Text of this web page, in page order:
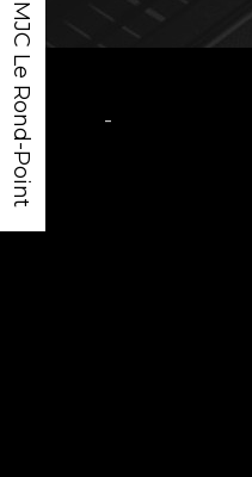
-
MJC Le Rond-Point